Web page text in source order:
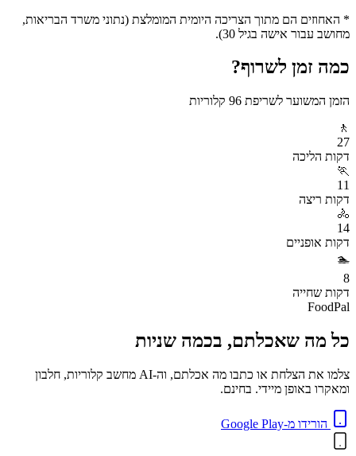
* האחוזים הם מתוך הצריכה היומית המומלצת (נתוני משרד הבריאות,
מחושב עבור אישה בגיל 30).
כמה זמן לשרוף?
הזמן המשוער לשריפת 96 קלוריות
🚶
27
דקות הליכה
🏃
11
דקות ריצה
🚴
14
דקות אופניים
🏊
8
דקות שחייה
FoodPal
כל מה שאכלתם, בכמה שניות
צלמו את הצלחת או כתבו מה אכלתם, וה-AI מחשב קלוריות, חלבון
ומאקרו באופן מיידי. בחינם.
הורידו מ-Google Play